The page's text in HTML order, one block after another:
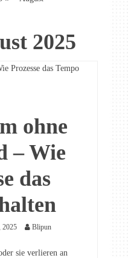
2025
ohne
– Wie
das
2025 Blipun
sie verlieren an